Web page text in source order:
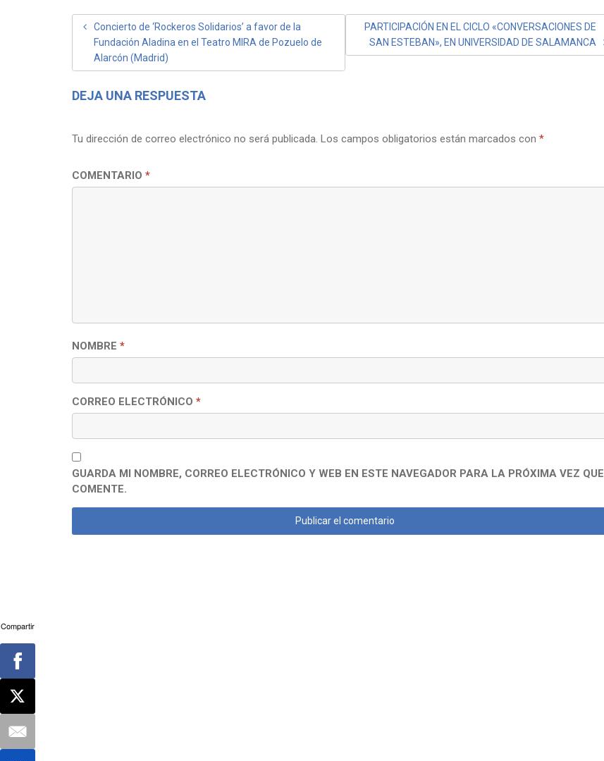
NAVEGACIÓN
ENTRADAS
Concierto de ‘Rockeros Solidarios’ a favor de la
Fundación Aladina en el Teatro MIRA de Pozuelo de
Alarcón (Madrid)
PARTICIPACIÓN EN EL CICLO «CONVERSACIONES DE
SAN ESTEBAN», EN UNIVERSIDAD DE SALAMANCA
DEJA UNA RESPUESTA
Tu dirección de correo electrónico no será publicada. Los campos obligatorios están marcados con *
COMENTARIO *
NOMBRE *
CORREO ELECTRÓNICO *
GUARDA MI NOMBRE, CORREO ELECTRÓNICO Y WEB EN ESTE NAVEGADOR PARA LA PRÓXIMA VEZ QUE
COMENTE.
Compartir